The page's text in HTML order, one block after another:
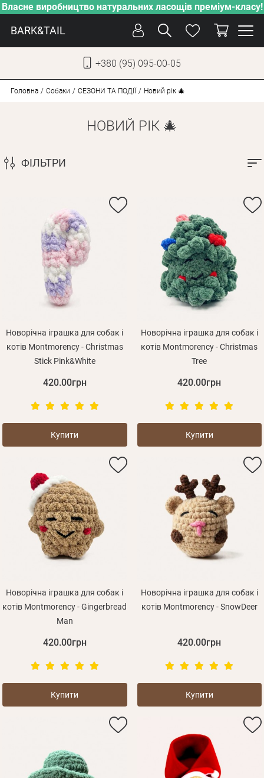
Власне виробництво натуральних ласощів преміум-класу!
BARK&TAIL
+380 (95) 095-00-05
ДОГЛЯД
НОВИНКИ
ДЛЯ КОТІВ
Оплата і доставка
Програма лояльності
Оптовим клієнтам
Контакти
+380 (95) 095-00-05
Головна Собаки СЕЗОНИ ТА ПОДІЇ Новий рік 🎄
НОВИЙ РІК 🎄
ФІЛЬТРИ
Новорічна іграшка для собак і
котів Montmorency - Christmas
Stick Pink&White
420.00грн
Купити
Новорічна іграшка для собак і
котів Montmorency - Christmas
Tree
420.00грн
Купити
Новорічна іграшка для собак і
котів Montmorency - Gingerbread
Man
420.00грн
Купити
Новорічна іграшка для собак і
котів Montmorency - SnowDeer
420.00грн
Купити